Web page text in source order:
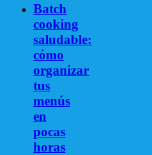
Batch
cooking
saludable:
cómo
organizar
tus
menús
en
pocas
horas